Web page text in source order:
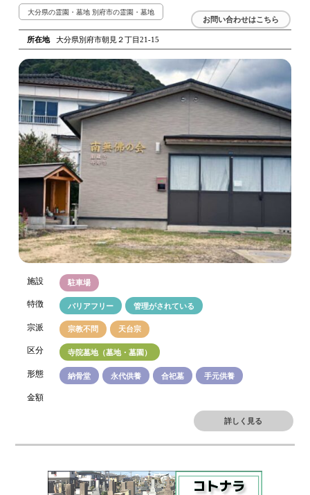
大分県の霊園・墓地 別府市の霊園・墓地
所在地 大分県別府市朝見２丁目21-15
お問い合わせはこちら
施設 駐車場
特徴 バリアフリー 管理がされている
宗派 宗教不問 天台宗
区分 寺院墓地（墓地・墓園）
形態 納骨堂 永代供養 合祀墓 手元供養
金額
詳しく見る